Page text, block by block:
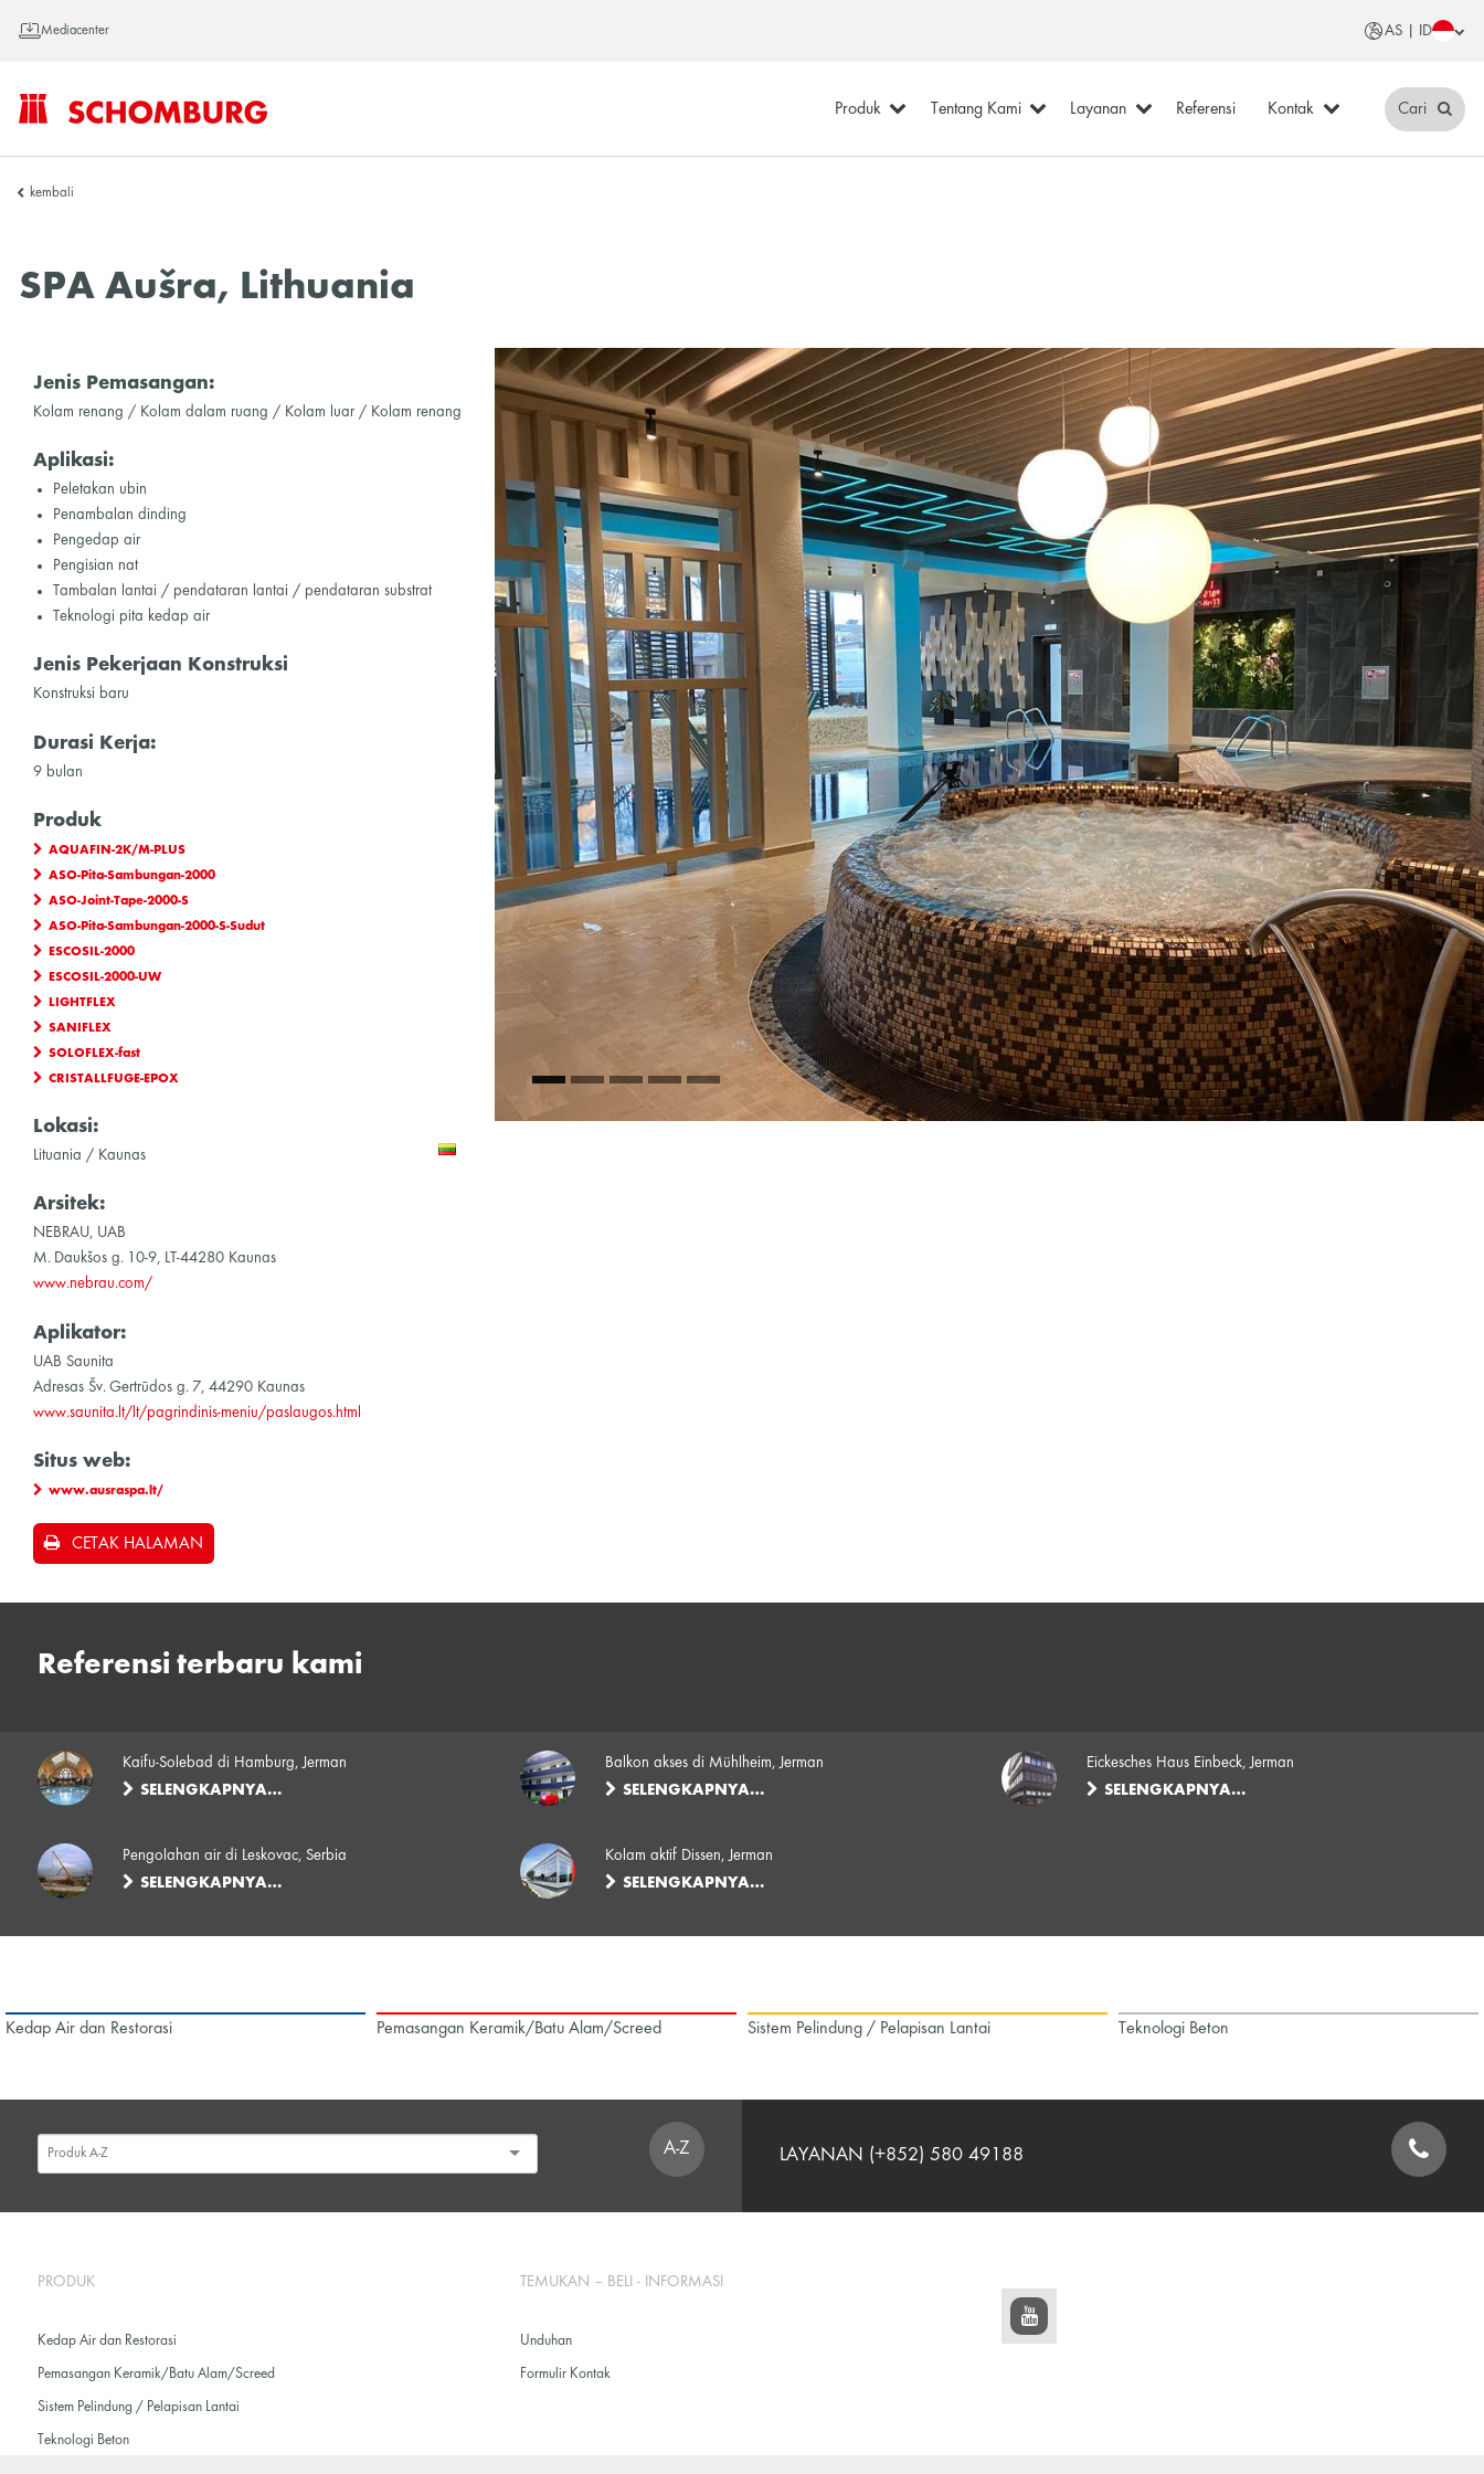
Mediacenter AS | ID
SCHOMBURG
Produk Tentang Kami Layanan Referensi Kontak Cari
kembali
SPA Aušra, Lithuania
Jenis Pemasangan:
Kolam renang / Kolam dalam ruang / Kolam luar / Kolam renang
Aplikasi:
Peletakan ubin
Penambalan dinding
Pengedap air
Pengisian nat
Tambalan lantai / pendataran lantai / pendataran substrat
Teknologi pita kedap air
Jenis Pekerjaan Konstruksi
Konstruksi baru
Durasi Kerja:
9 bulan
Produk
AQUAFIN-2K/M-PLUS
ASO-Pita-Sambungan-2000
ASO-Joint-Tape-2000-S
ASO-Pita-Sambungan-2000-S-Sudut
ESCOSIL-2000
ESCOSIL-2000-UW
LIGHTFLEX
SANIFLEX
SOLOFLEX-fast
CRISTALLFUGE-EPOX
Lokasi:
Lituania / Kaunas
Arsitek:
NEBRAU, UAB
M. Daukšos g. 10-9, LT-44280 Kaunas
www.nebrau.com/
Aplikator:
UAB Saunita
Adresas Šv. Gertrūdos g. 7, 44290 Kaunas
www.saunita.lt/lt/pagrindinis-meniu/paslaugos.html
Situs web:
www.ausraspa.lt/
CETAK HALAMAN
Referensi terbaru kami
Kaifu-Solebad di Hamburg, Jerman
SELENGKAPNYA…
Balkon akses di Mühlheim, Jerman
SELENGKAPNYA…
Eickesches Haus Einbeck, Jerman
SELENGKAPNYA…
Pengolahan air di Leskovac, Serbia
SELENGKAPNYA…
Kolam aktif Dissen, Jerman
SELENGKAPNYA…
Kedap Air dan Restorasi Pemasangan Keramik/Batu Alam/Screed Sistem Pelindung / Pelapisan Lantai Teknologi Beton
A-Z LAYANAN (+852) 580 49188
PRODUK
Kedap Air dan Restorasi
Pemasangan Keramik/Batu Alam/Screed
Sistem Pelindung / Pelapisan Lantai
Teknologi Beton
TEMUKAN – BELI - INFORMASI
Unduhan
Formulir Kontak